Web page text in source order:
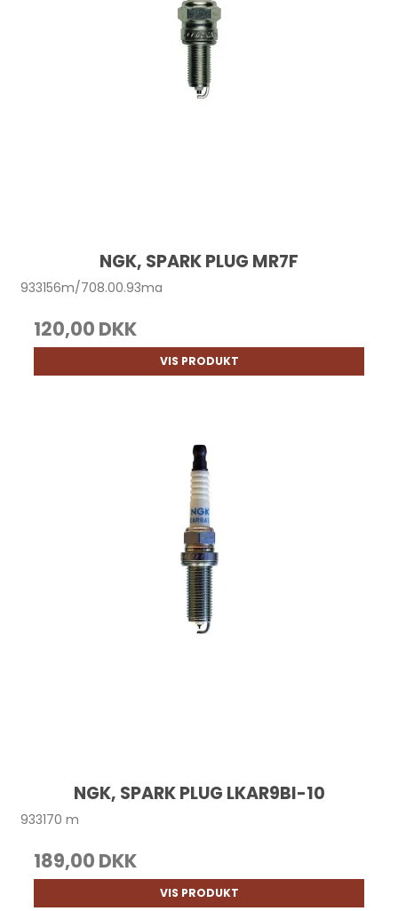
NGK, SPARK PLUG MR7F
933156m/708.00.93ma
120,00 DKK
VIS PRODUKT
NGK, SPARK PLUG LKAR9BI-10
933170 m
189,00 DKK
VIS PRODUKT